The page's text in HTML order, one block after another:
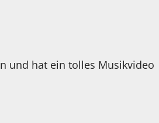
und hat ein tolles Musikvideo